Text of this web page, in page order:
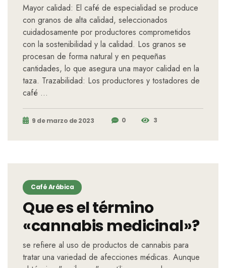
Mayor calidad: El café de especialidad se produce
con granos de alta calidad, seleccionados
cuidadosamente por productores comprometidos
con la sostenibilidad y la calidad. Los granos se
procesan de forma natural y en pequeñas
cantidades, lo que asegura una mayor calidad en la
taza. Trazabilidad: Los productores y tostadores de
café …
9 de marzo de 2023 0 3
Café Arábica
Que es el término
«cannabis medicinal»?
se refiere al uso de productos de cannabis para
tratar una variedad de afecciones médicas. Aunque